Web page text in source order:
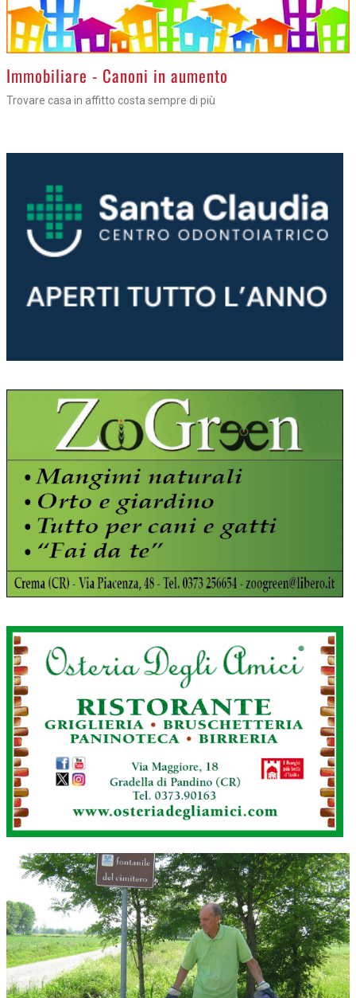
>Immobiliare - Canoni in aumento
Trovare casa in affitto costa sempre di più